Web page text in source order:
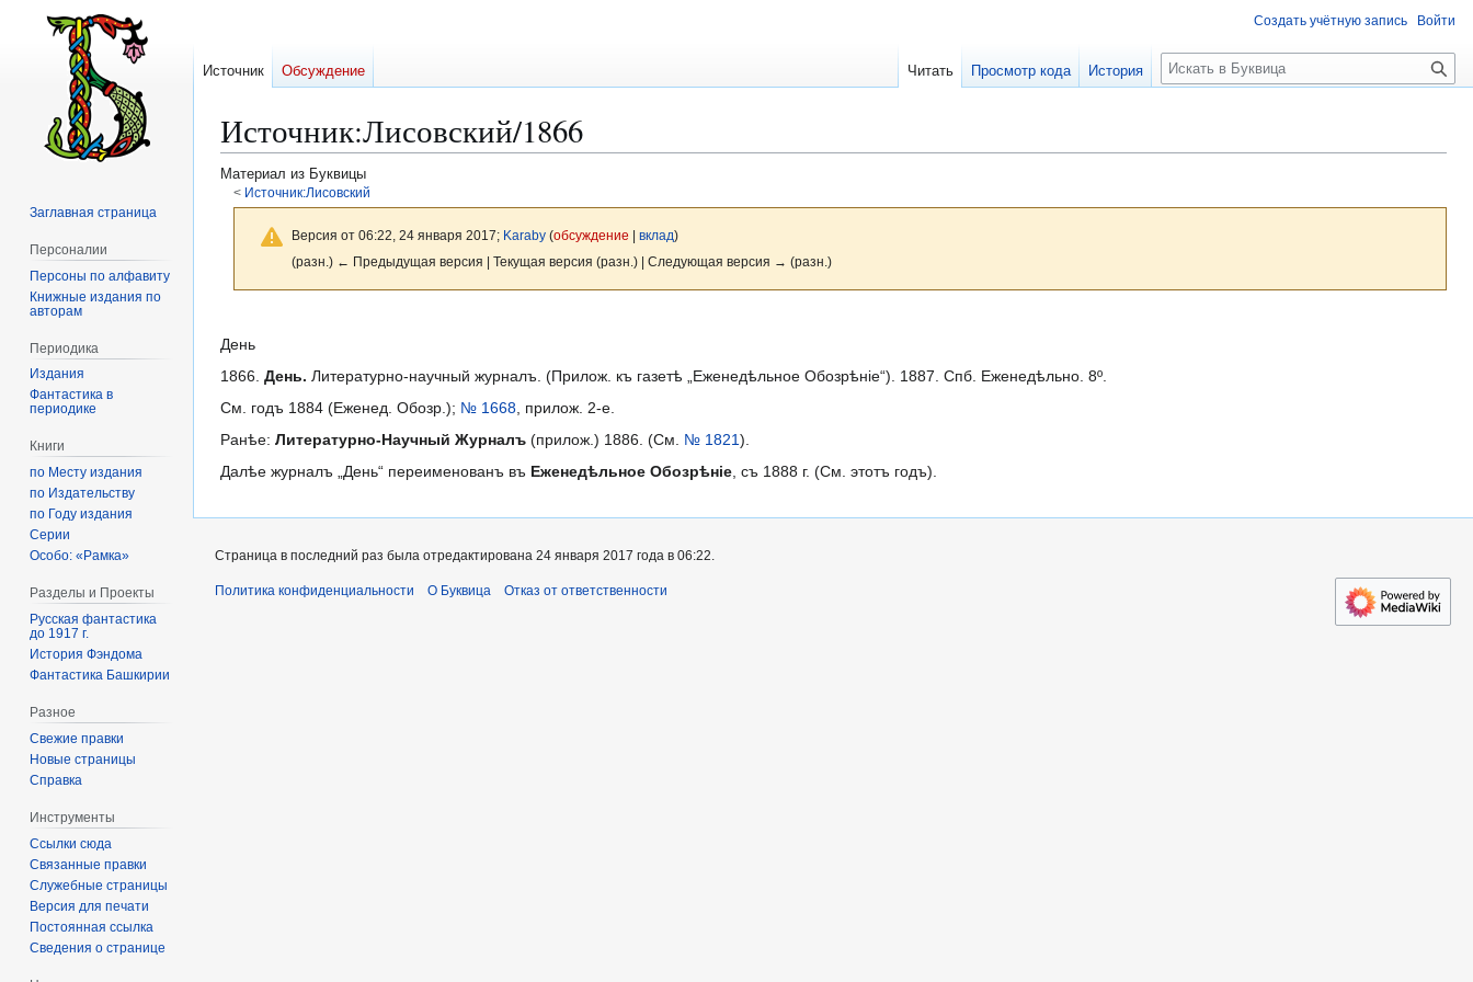
Источник:Лисовский/1866
Материал из Буквицы
< Источник:Лисовский
Версия от 06:22, 24 января 2017; Karaby (обсуждение вклад)
(разн.) ← Предыдущая версия | Текущая версия (разн.) | Следующая версия → (разн.)
к
навигации
к
поиску
День
1866. День. Литературно-научный журналъ. (Прилож. къ газетѣ „Еженедѣльное Обозрѣніе“). 1887. Спб. Еженедѣльно. 8º.
См. годъ 1884 (Еженед. Обозр.); № 1668, прилож. 2-е.
Ранѣе: Литературно-Научный Журналъ (прилож.) 1886. (См. № 1821).
Далѣе журналъ „День“ переименованъ въ Еженедѣльное Обозрѣніе, съ 1888 г. (См. этотъ годъ).
Создать учётную запись Войти
Источник Обсуждение Читать Просмотр кода История
П
о
к
Заглавная страница
Персоналии
Персоны по алфавиту
Книжные издания по
авторам
Периодика
Издания
Фантастика в
периодике
Книги
по Месту издания
по Издательству
по Году издания
Серии
Особо: «Рамка»
Разделы и Проекты
Русская фантастика
до 1917 г.
История Фэндома
Фантастика Башкирии
Разное
Свежие правки
Новые страницы
Справка
Инструменты
Ссылки сюда
Связанные правки
Служебные страницы
Версия для печати
Постоянная ссылка
Сведения о странице
Страница в последний раз была отредактирована 24 января 2017 года в 06:22.
Политика конфиденциальности О Буквица Отказ от ответственности